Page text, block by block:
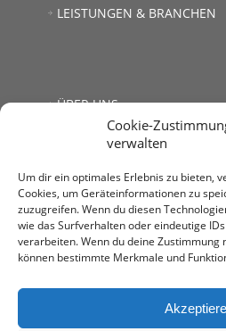
Cookie-
verwalten
Um dir ein optimales Erlebnis zu bieten,
Cookies, um Geräteinformationen zu
zuzugreifen. Wenn du diesen
wie das Surfverhalten oder eindeutige
verarbeiten. Wenn du deine Zustimmung
können bestimmte Merkmale und
LEISTUNGEN & BRANCHEN
ÜBER UNS
KONTAKT
Steuerberatung Mag.